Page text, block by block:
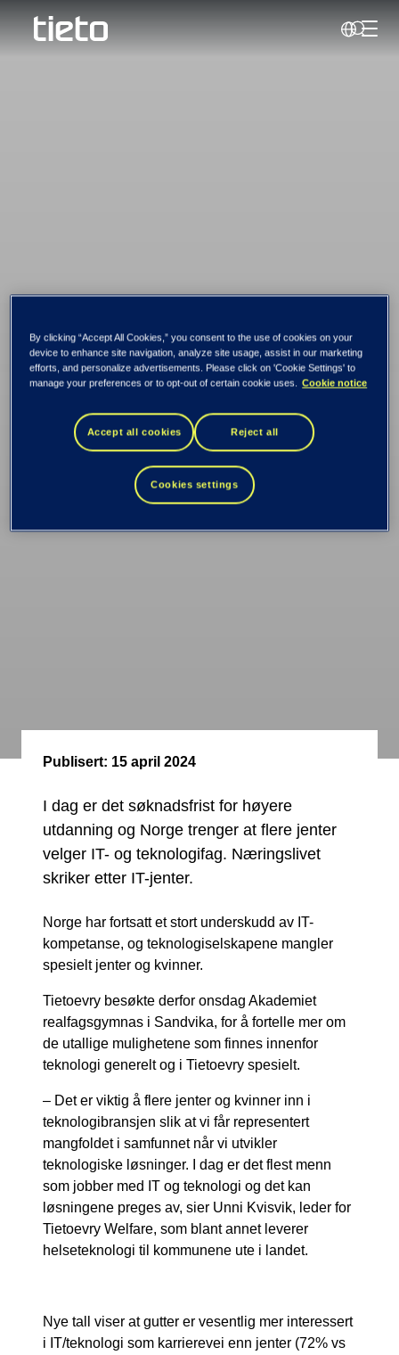
Søk
Skriker etter IT-
jenter
Norge trenger at flere jenter velger IT- og teknologifag
Publisert: 15 april 2024
I dag er det søknadsfrist for høyere
utdanning og Norge trenger at flere jenter
velger IT- og teknologifag. Næringslivet
skriker etter IT-jenter.
Norge har fortsatt et stort underskudd av IT-
kompetanse, og teknologiselskapene mangler
spesielt jenter og kvinner.
Tietoevry besøkte derfor onsdag Akademiet
realfagsgymnas i Sandvika, for å fortelle mer om
de utallige mulighetene som finnes innenfor
teknologi generelt og i Tietoevry spesielt.
– Det er viktig å flere jenter og kvinner inn i
teknologibransjen slik at vi får representert
mangfoldet i samfunnet når vi utvikler
teknologiske løsninger. I dag er det flest menn
som jobber med IT og teknologi og det kan
løsningene preges av, sier Unni Kvisvik, leder for
Tietoevry Welfare, som blant annet leverer
helseteknologi til kommunene ute i landet.
Nye tall viser at gutter er vesentlig mer interessert
i IT/teknologi som karrierevei enn jenter (72% vs
By clicking “Accept All Cookies,” you consent to the use of cookies on your
device to enhance site navigation, analyze site usage, assist in our marketing
efforts, and personalize advertisements. Please click on 'Cookie Settings' to
manage your preferences or to opt-out of certain cookie uses.
Cookie notice
Accept all cookies Reject all
Cookies settings